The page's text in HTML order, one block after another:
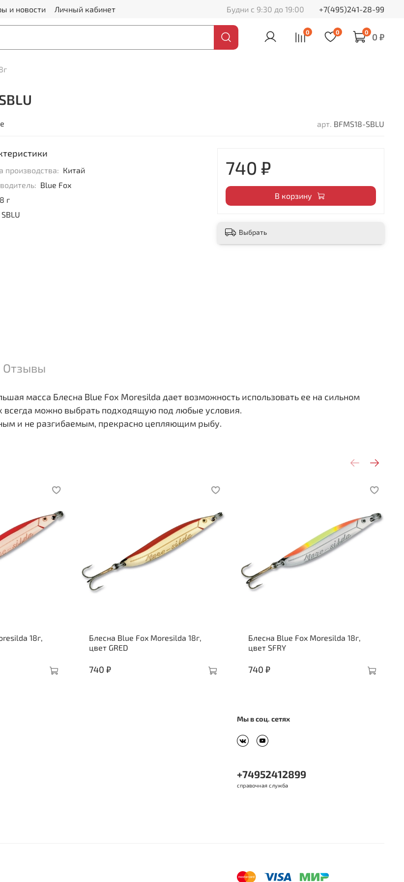
и новости Личный кабинет Будни с 9:30 до 19:00 +7(495)241-28-99
0 0 0 0 ₽
арт. BFMS18-SBLU
производства: Китай
Blue Fox
г
SBLU
740 ₽
В корзину
Выбрать
Отзывы
масса Блесна Blue Fox Moresilda дает возможность использовать ее на сильном
можно выбрать подходящую под любые условия.
и не разгибаемым, прекрасно цепляющим рыбу.
18г,
Блесна Blue Fox Moresilda 18г,
цвет GRED
740 ₽
Блесна Blue Fox Moresilda 18г,
цвет SFRY
740 ₽
Мы в соц. сетях
+74952412899
справочная служба